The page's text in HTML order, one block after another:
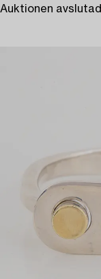
Auktionen avslutad